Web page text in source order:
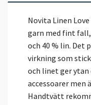
Novita Linen
garn med fint
och 40 % lin. Det
virkning som
och linet ger ytan
accessoarer men
Handtvätt